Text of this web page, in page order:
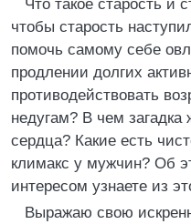
Что такое старость и
чтобы старость
помочь самому себе
продлении долгих
противодействовать
недугам? В чем
сердца? Какие есть
климакс у мужчин? Об
интересом узнаете из
Выражаю свою